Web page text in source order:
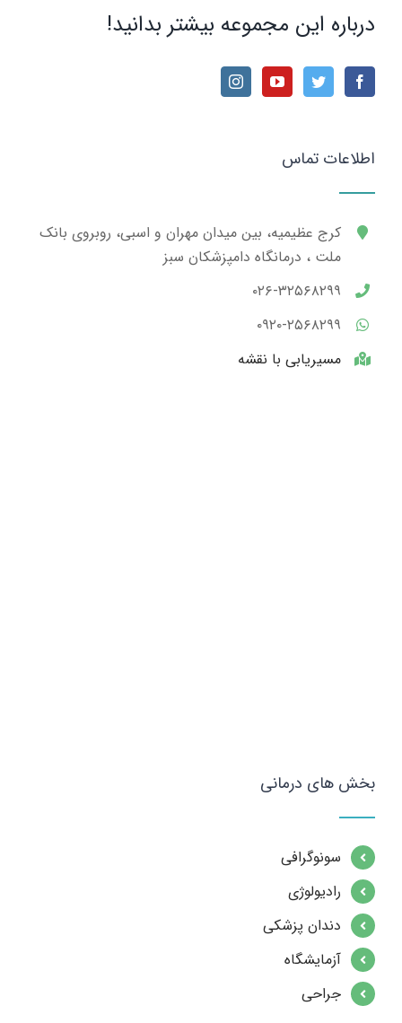
درباره این مجموعه بیشتر بدانید!
اطلاعات تماس
کرج عظیمیه، بین میدان مهران و اسبی، روبروی بانک
ملت ، درمانگاه دامپزشکان سبز
۰۲۶-۳۲۵۶۸۲۹۹
۰۹۲۰-۲۵۶۸۲۹۹
مسیریابی با نقشه
بخش های درمانی
سونوگرافی
رادیولوژی
دندان پزشکی
آزمایشگاه
جراحی